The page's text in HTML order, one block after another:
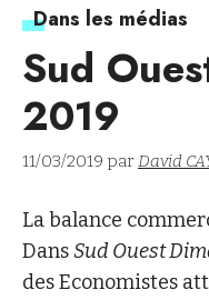
Dans les médias
Sud
2019
11/03/2019 parDavid
La balance
DansSud Ouest
des Economistes